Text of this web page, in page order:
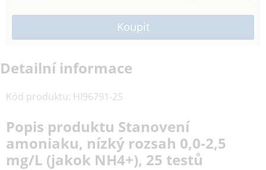
Detailní informace
Kód produktu: HI96791-25
Popis produktu Stanovení
amoniaku, nízký rozsah 0,0-2,5
mg/L (jakok NH4+), 25 testů